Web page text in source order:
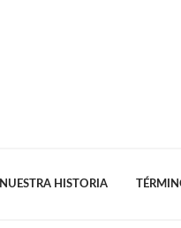
NUESTRA HISTORIA